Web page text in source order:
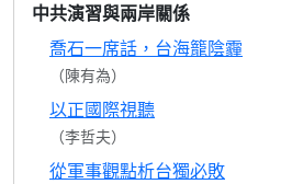
中共演習與兩岸關係
喬石一席話，台海籠陰霾
（陳有為）
以正國際視聽
（李哲夫）
從軍事觀點析台獨必敗